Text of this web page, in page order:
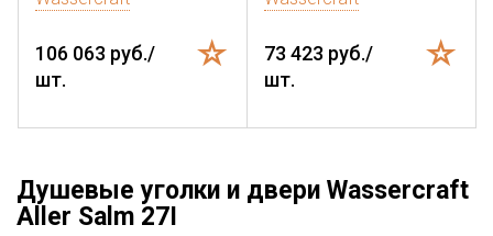
106 063 руб./
шт.
73 423 руб./
шт.
Душевые уголки и двери Wassercraft
Aller Salm 27I